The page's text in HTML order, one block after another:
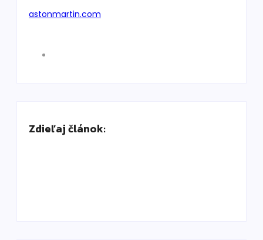
astonmartin.com
Zdieľaj článok: